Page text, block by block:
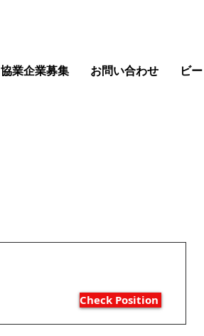
協業企業募集 お問い合わせ ビ
Check Position